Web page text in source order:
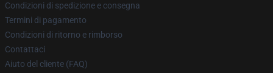
Condizioni di spedizione e consegna
Termini di pagamento
Condizioni di ritorno e rimborso
Contattaci
Aiuto del cliente (FAQ)